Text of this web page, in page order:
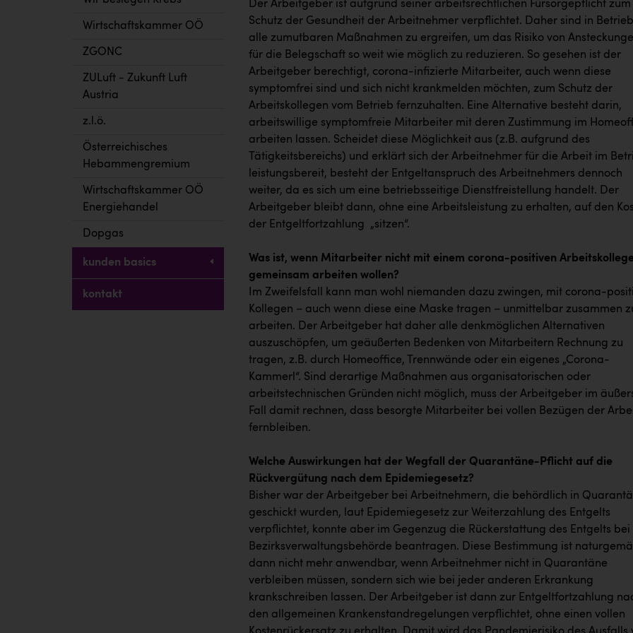
Wirtschaftskammer OÖ
ZGONC
ZULuft - Zukunft Luft
Austria
z.l.ö.
Österreichisches
Hebammengremium
Wirtschaftskammer OÖ
Energiehandel
Dopgas
kunden basics
kontakt
Der Arbeitgeber ist aufgrund seiner arbeitsrechtlichen Fürsorgepflicht zum
Schutz der Gesundheit der Arbeitnehmer verpflichtet. Daher sind in
alle zumutbaren Maßnahmen zu ergreifen, um das Risiko von
für die Belegschaft so weit wie möglich zu reduzieren. So gesehen ist der
Arbeitgeber berechtigt, corona-infizierte Mitarbeiter, auch wenn diese
symptomfrei sind und sich nicht krankmelden möchten, zum Schutz der
Arbeitskollegen vom Betrieb fernzuhalten. Eine Alternative besteht darin,
arbeitswillige symptomfreie Mitarbeiter mit deren Zustimmung im
arbeiten lassen. Scheidet diese Möglichkeit aus (z.B. aufgrund des
Tätigkeitsbereichs) und erklärt sich der Arbeitnehmer für die Arbeit im
leistungsbereit, besteht der Entgeltanspruch des Arbeitnehmers dennoch
weiter, da es sich um eine betriebsseitige Dienstfreistellung handelt. Der
Arbeitgeber bleibt dann, ohne eine Arbeitsleistung zu erhalten, auf den
der Entgeltfortzahlung „sitzen“.
Was ist, wenn Mitarbeiter nicht mit einem corona-positiven
gemeinsam arbeiten wollen?
Im Zweifelsfall kann man wohl niemanden dazu zwingen, mit corona-
Kollegen – auch wenn diese eine Maske tragen – unmittelbar zusammen
arbeiten. Der Arbeitgeber hat daher alle denkmöglichen Alternativen
auszuschöpfen, um geäußerten Bedenken von Mitarbeitern Rechnung zu
tragen, z.B. durch Homeoffice, Trennwände oder ein eigenes „Corona-
Kammerl“. Sind derartige Maßnahmen aus organisatorischen oder
arbeitstechnischen Gründen nicht möglich, muss der Arbeitgeber im
Fall damit rechnen, dass besorgte Mitarbeiter bei vollen Bezügen der
fernbleiben.
Welche Auswirkungen hat der Wegfall der Quarantäne-Pflicht auf die
Rückvergütung nach dem Epidemiegesetz?
Bisher war der Arbeitgeber bei Arbeitnehmern, die behördlich in
geschickt wurden, laut Epidemiegesetz zur Weiterzahlung des Entgelts
verpflichtet, konnte aber im Gegenzug die Rückerstattung des Entgelts bei
Bezirksverwaltungsbehörde beantragen. Diese Bestimmung ist
dann nicht mehr anwendbar, wenn Arbeitnehmer nicht in Quarantäne
verbleiben müssen, sondern sich wie bei jeder anderen Erkrankung
krankschreiben lassen. Der Arbeitgeber ist dann zur Entgeltfortzahlung
den allgemeinen Krankenstandregelungen verpflichtet, ohne einen vollen